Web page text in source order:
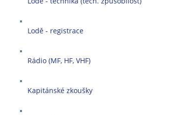
Lodě - registrace
Rádio (MF, HF, VHF)
Kapitánské zkoušky